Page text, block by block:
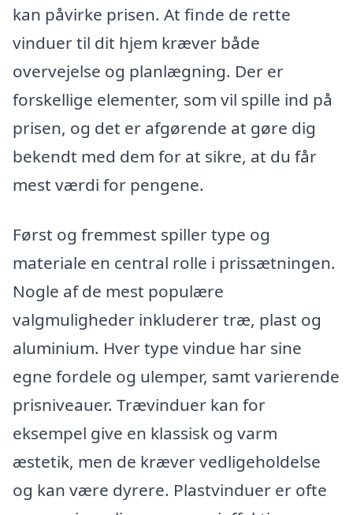
kan påvirke prisen. At finde de rette
vinduer til dit hjem kræver både
overvejelse og planlægning. Der er
forskellige elementer, som vil spille ind på
prisen, og det er afgørende at gøre dig
bekendt med dem for at sikre, at du får
mest værdi for pengene.
Først og fremmest spiller type og
materiale en central rolle i prissætningen.
Nogle af de mest populære
valgmuligheder inkluderer træ, plast og
aluminium. Hver type vindue har sine
egne fordele og ulemper, samt varierende
prisniveauer. Trævinduer kan for
eksempel give en klassisk og varm
æstetik, men de kræver vedligeholdelse
og kan være dyrere. Plastvinduer er ofte